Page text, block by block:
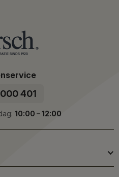
401
10:00 – 12:00